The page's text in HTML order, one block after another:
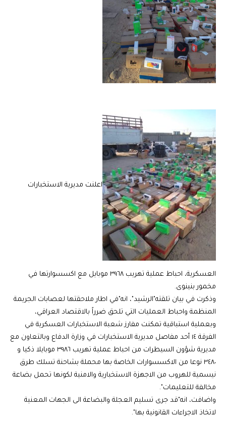
اعلنت مديرية الاستخبارات
العسكرية، احباط عملية تهريب ٣٩٦٨ موبايل مع اكسسوارتها في
مخمور بنينوى.
وذكرت في بيان تلقته"الرشيد"، انه"في اطار ملاحقتها لعصابات الجريمة
المنظمة واحباط العمليات التي تلحق ضرراً بالاقتصاد العراقي،
وبعملية استباقية تمكنت مفارز شعبة الاستخبارات العسكرية في
الفرقة ١٤ أحد مفاصل مديرية الاستخبارات في وزارة الدفاع وبالتعاون مع
مديرية شؤون السيطرات من احباط عملية تهريب ٣٩٨٦ موبايلا ذكيا و
٣٤٨٠ نوعا من الاكسسوارات الخاصة بها محملة بشاحنة تسلك طرق
نيسمية للهروب من الاجهزة الاستخبارية والامنية لكونها تحمل بضاعة
مخالفة للتعليمات".
واضافت، انه"قد جرى تسليم العجلة والبضاعة الى الجهات المعنية
لاتخاذ الاجراءات القانونية بها".